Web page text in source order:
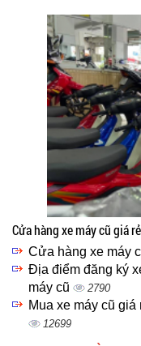
Cửa hàng xe máy cũ giá
Cửa hàng xe máy
Địa điểm đăng ký
máy cũ
2790
Mua xe máy cũ
12699